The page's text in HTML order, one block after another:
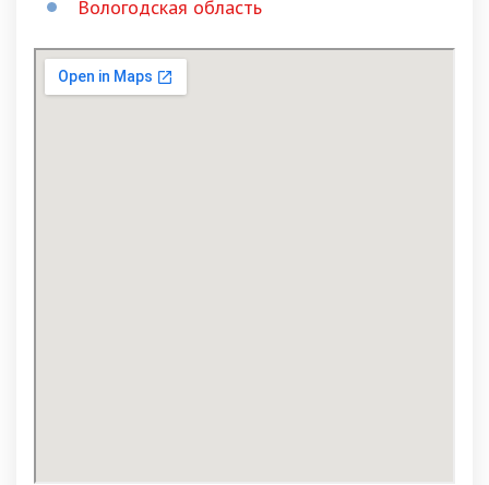
Вологодская область